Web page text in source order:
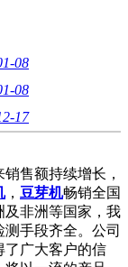
08
08
17
售额持续增长，
， 豆芽机畅销全国
及非洲等国家，我
手段齐全。公司
了广大客户的信